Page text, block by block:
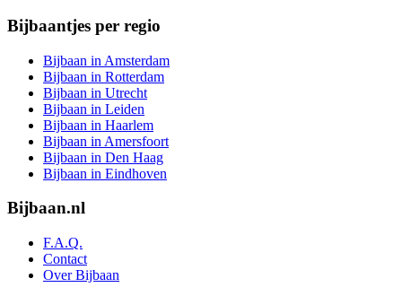
Bijbaantjes per regio
Bijbaan in Amsterdam
Bijbaan in Rotterdam
Bijbaan in Utrecht
Bijbaan in Leiden
Bijbaan in Haarlem
Bijbaan in Amersfoort
Bijbaan in Den Haag
Bijbaan in Eindhoven
Bijbaan.nl
F.A.Q.
Contact
Over Bijbaan